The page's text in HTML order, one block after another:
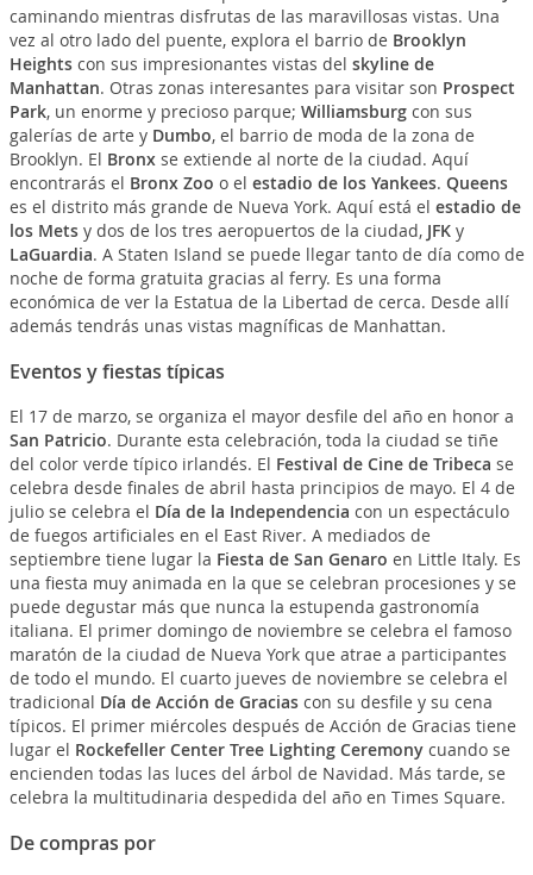
caminando mientras disfrutas de las maravillosas vistas. Una
vez al otro lado del puente, explora el barrio de Brooklyn
Heightscon sus impresionantes vistas del skyline de
Manhattan. Otras zonas interesantes para visitar son Prospect
Park, un enorme y precioso parque; Williamsburgcon sus
galerías de arte y Dumbo, el barrio de moda de la zona de
Brooklyn. El Bronxse extiende al norte de la ciudad. Aquí
encontrarás el Bronx Zoo o el estadio de los Yankees. Queens
es el distrito más grande de Nueva York. Aquí está el estadio de
los Metsy dos de los tres aeropuertos de la ciudad, JFKy
LaGuardia. A Staten Island se puede llegar tanto de día como de
noche de forma gratuita gracias al ferry. Es una forma
económica de ver la Estatua de la Libertad de cerca. Desde allí
además tendrás unas vistas magníficas de Manhattan.
Eventos y fiestas típicas
El 17 de marzo, se organiza el mayor desfile del año en honor a
San Patricio. Durante esta celebración, toda la ciudad se tiñe
del color verde típico irlandés. El Festival de Cine de Tribeca se
celebra desde finales de abril hasta principios de mayo. El 4 de
julio se celebra el Día de la Independencia con un espectáculo
de fuegos artificiales en el East River. A mediados de
septiembre tiene lugar la Fiesta de San Genaro en Little Italy. Es
una fiesta muy animada en la que se celebran procesiones y se
puede degustar más que nunca la estupenda gastronomía
italiana. El primer domingo de noviembre se celebra el famoso
maratón de la ciudad de Nueva York que atrae a participantes
de todo el mundo. El cuarto jueves de noviembre se celebra el
tradicional Día de Acción de Graciascon su desfile y su cena
típicos. El primer miércoles después de Acción de Gracias tiene
lugar el Rockefeller Center Tree Lighting Ceremonycuando se
encienden todas las luces del árbol de Navidad. Más tarde, se
celebra la multitudinaria despedida del año en Times Square.
De compras por